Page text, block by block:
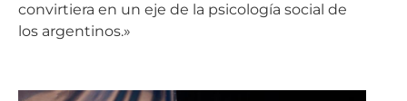
convirtiera en un eje de la psicología social de
los argentinos.»